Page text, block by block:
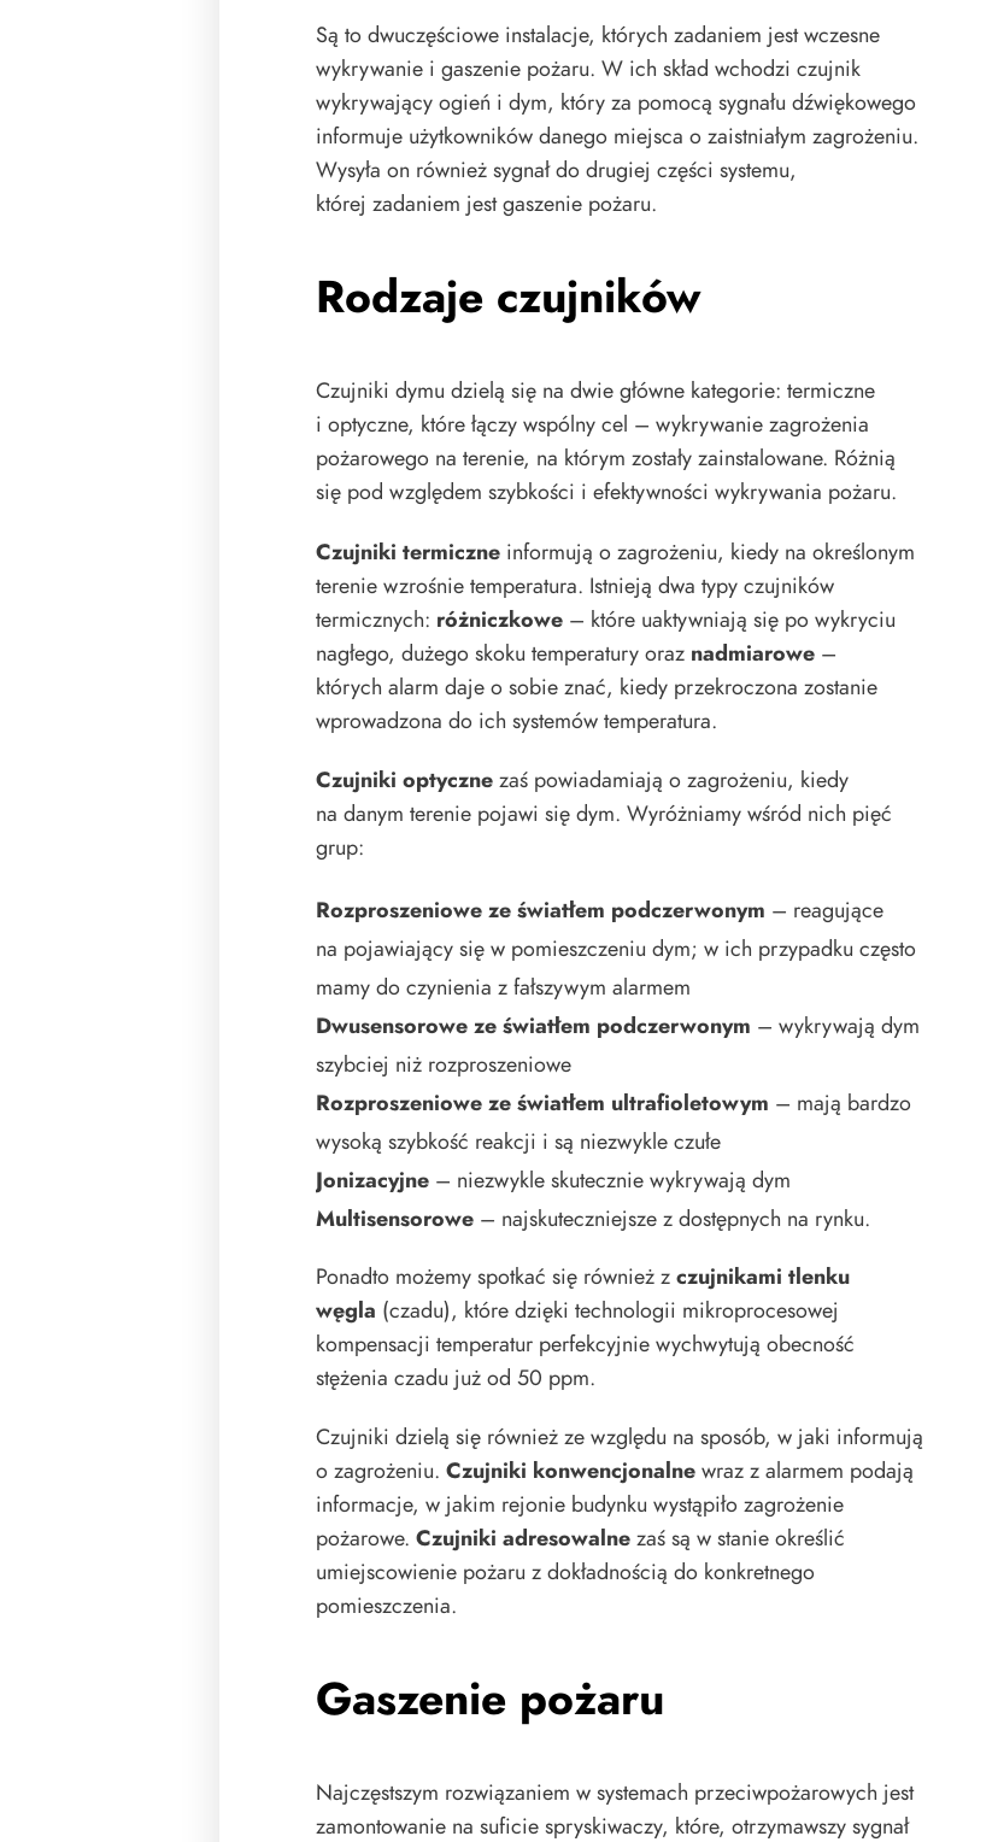
Są to dwuczęściowe instalacje, których zadaniem jest wczesne
wykrywanie i gaszenie pożaru. W ich skład wchodzi czujnik
wykrywający ogień i dym, który za pomocą sygnału dźwiękowego
informuje użytkowników danego miejsca o zaistniałym zagrożeniu.
Wysyła on również sygnał do drugiej części systemu,
której zadaniem jest gaszenie pożaru.
Rodzaje czujników
Czujniki dymu dzielą się na dwie główne kategorie: termiczne
i optyczne, które łączy wspólny cel – wykrywanie zagrożenia
pożarowego na terenie, na którym zostały zainstalowane. Różnią
się pod względem szybkości i efektywności wykrywania pożaru.
Czujniki termiczne informują o zagrożeniu, kiedy na określonym
terenie wzrośnie temperatura. Istnieją dwa typy czujników
termicznych: różniczkowe – które uaktywniają się po wykryciu
nagłego, dużego skoku temperatury oraz nadmiarowe –
których alarm daje o sobie znać, kiedy przekroczona zostanie
wprowadzona do ich systemów temperatura.
Czujniki optyczne zaś powiadamiają o zagrożeniu, kiedy
na danym terenie pojawi się dym. Wyróżniamy wśród nich pięć
grup:
Rozproszeniowe ze światłem podczerwonym – reagujące
na pojawiający się w pomieszczeniu dym; w ich przypadku często
mamy do czynienia z fałszywym alarmem
Dwusensorowe ze światłem podczerwonym – wykrywają dym
szybciej niż rozproszeniowe
Rozproszeniowe ze światłem ultrafioletowym – mają bardzo
wysoką szybkość reakcji i są niezwykle czułe
Jonizacyjne – niezwykle skutecznie wykrywają dym
Multisensorowe – najskuteczniejsze z dostępnych na rynku.
Ponadto możemy spotkać się również z czujnikami tlenku
węgla (czadu), które dzięki technologii mikroprocesowej
kompensacji temperatur perfekcyjnie wychwytują obecność
stężenia czadu już od 50 ppm.
Czujniki dzielą się również ze względu na sposób, w jaki informują
o zagrożeniu. Czujniki konwencjonalne wraz z alarmem podają
informacje, w jakim rejonie budynku wystąpiło zagrożenie
pożarowe. Czujniki adresowalne zaś są w stanie określić
umiejscowienie pożaru z dokładnością do konkretnego
pomieszczenia.
Gaszenie pożaru
Najczęstszym rozwiązaniem w systemach przeciwpożarowych jest
zamontowanie na suficie spryskiwaczy, które, otrzymawszy sygnał